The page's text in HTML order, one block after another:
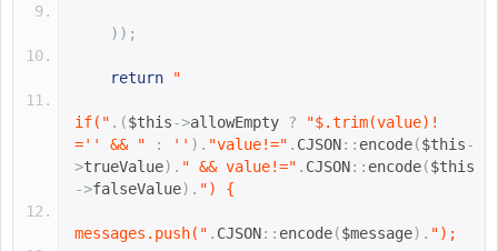
));
return "
if(" .($this->allowEmpty ?
"$.trim(value)!
='' && "
: '' ). "value!=" . CJSON:: encode($this-
>trueValue). " && value!=" . CJSON:: encode($this
->falseValue). ") {
messages.push(" . CJSON:: encode($message). ");